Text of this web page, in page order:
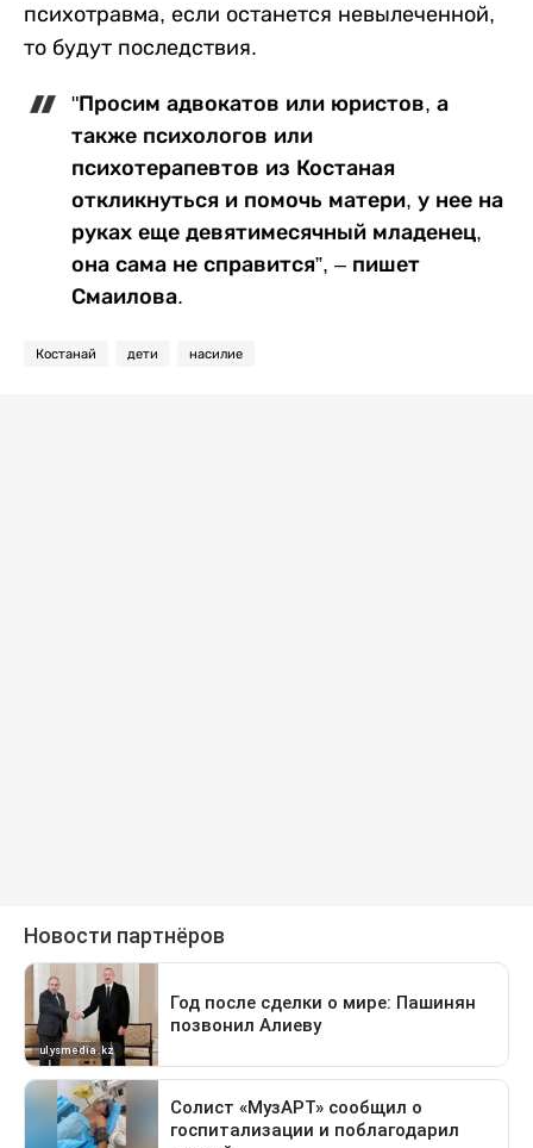
психотравма, если останется невылеченной,
то будут последствия.
"Просим адвокатов или юристов, а
также психологов или
психотерапевтов из Костаная
откликнуться и помочь матери, у нее на
руках еще девятимесячный младенец,
она сама не справится”, – пишет
Смаилова.
Костанай дети насилие